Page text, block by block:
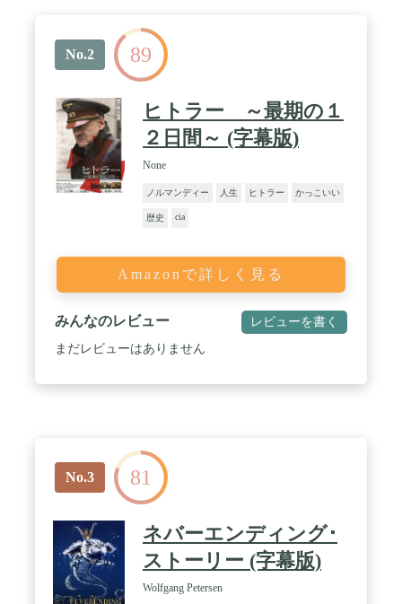
No.2 89
ヒトラー ～最期の１
２日間～ (字幕版)
None
ノルマンディー 人生 ヒトラー かっこいい
歴史 cia
Amazonで詳しく見る
みんなのレビュー レビューを書く
まだレビューはありません
No.3 81
ネバーエンディング･
ストーリー (字幕版)
Wolfgang Petersen